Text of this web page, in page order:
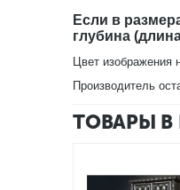
Если в
глубина
Цвет изображения
Производитель
ТОВАРЫ